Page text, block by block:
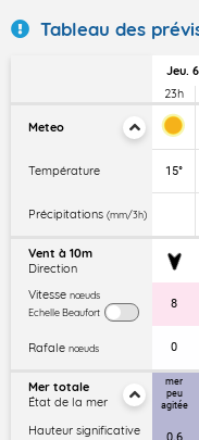
Tableau des
Meteo
Température
Précipitations (mm/3h)
Vent à 10m
Direction
Vitesse nœuds
Echelle Beaufort
Rafale nœuds
Mer totale
État de la mer
Hauteur significative
Jeu. 6
23h
15°
8
0
mer
peu
agitée